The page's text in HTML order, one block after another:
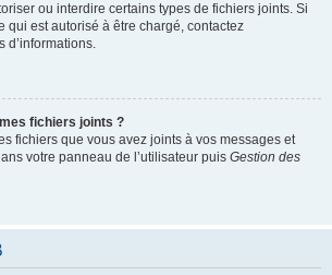
ou interdire certains types de fichiers joints. Si
qui est autorisé à être chargé, contactez
d’informations.
fichiers joints ?
fichiers que vous avez joints à vos messages et
votre panneau de l’utilisateur puis Gestion des